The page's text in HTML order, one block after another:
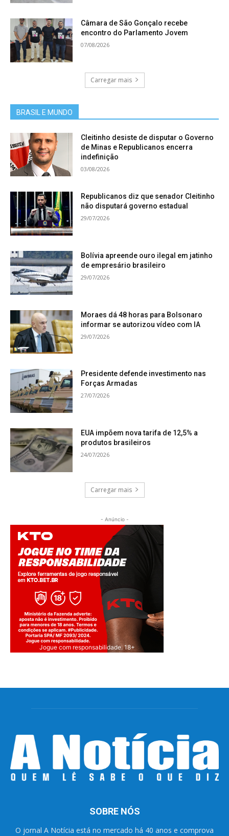
Câmara de São Gonçalo recebe
encontro do Parlamento Jovem
07/08/2026
Carregar mais
BRASIL E MUNDO
Cleitinho desiste de disputar o Governo
de Minas e Republicanos encerra
indefinição
03/08/2026
Republicanos diz que senador Cleitinho
não disputará governo estadual
29/07/2026
Bolívia apreende ouro ilegal em jatinho
de empresário brasileiro
29/07/2026
Moraes dá 48 horas para Bolsonaro
informar se autorizou vídeo com IA
29/07/2026
Presidente defende investimento nas
Forças Armadas
27/07/2026
EUA impõem nova tarifa de 12,5% a
produtos brasileiros
24/07/2026
Carregar mais
- Anúncio -
Jogue com responsabilidade. 18+
SOBRE NÓS
O jornal A Notícia está no mercado há 40 anos e comprova